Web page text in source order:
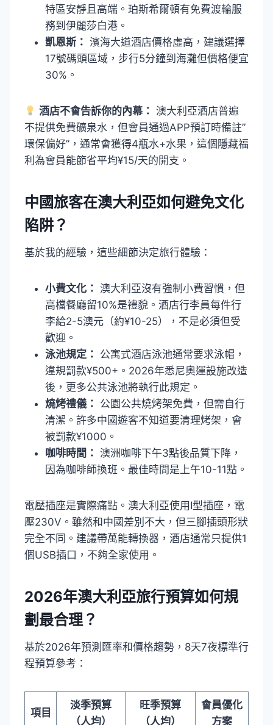
特區安靜且高端。珀斯希爾頓有免費渡輪服
務到伊麗莎白港。
凱恩斯： 濱海大道酒店價格虛高，建議選擇
17號碼頭區域，步行5分鐘到海灘但價格便宜
30%。
酒店不會告訴你的內幕： 澳大利亞酒店普遍
不提供免費礦泉水，但會員通過APP預訂時備註”
環保偏好”，通常會獲得4瓶水+水果，這個隱藏福
利為會員能節省平均¥15/天的開支。
中國旅客在澳大利亞如何避免文化
陷阱？
基於我的經驗，這些細節決定旅行體驗：
小費文化： 澳大利亞沒有強制小費習慣，但
高檔餐廳留10%是禮貌。酒店行李員每件行
李給2-5澳元（約¥10-25），不是必須但受
歡迎。
泳池規定： 公寓式酒店泳池通常要求泳帽，
違規罰款¥500+。2026年悉尼奧運設施改造
後，更多公共泳池將執行此規定。
燒烤禮儀： 公園公共燒烤架免費，但需自行
清潔。許多中國遊客不知道要清理烤架，會
被罰款¥1000。
咖啡時間： 澳洲咖啡下午3點後品質下降，
因為咖啡師換班。最佳時間是上午10-11點。
電壓插座是實際痛點。澳大利亞使用I型插座，電
壓230V。雖然和中國差別不大，但三腳插頭形狀
完全不同。建議帶萬能轉換器，酒店通常只提供1
個USB插口，不夠全家使用。
2026年澳大利亞旅行預算如何規
劃最合理？
基於2026年預測匯率和價格趨勢，8天7夜標準行
程預算參考：
項目
淡季預算
（人均）
旺季預算
（人均）
會員優化
方案